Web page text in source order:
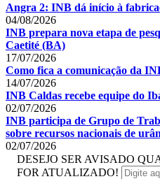
Angra 2: INB dá início à
04/08/2026
INB prepara nova etapa de
Caetité (BA)
17/07/2026
Como fica a comunicação da
14/07/2026
INB Caldas recebe equipe do
02/07/2026
INB participa de Grupo de
sobre recursos nacionais de
02/07/2026
DESEJO SER AVISADO
FOR ATUALIZADO!